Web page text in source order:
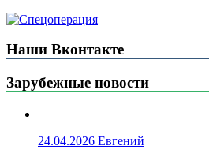
Наши Вконтакте
Зарубежные новости
24.04.2026 Евгений